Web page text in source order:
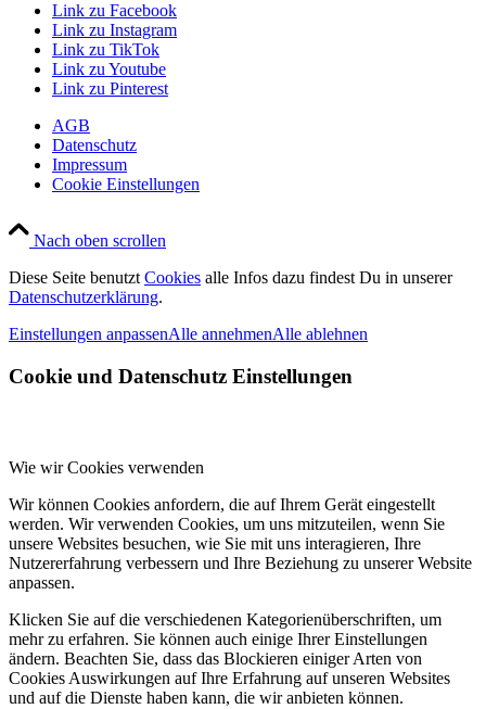
Link zu Facebook
Link zu Instagram
Link zu TikTok
Link zu Youtube
Link zu Pinterest
AGB
Datenschutz
Impressum
Cookie Einstellungen
Nach oben scrollen
Diese Seite benutzt Cookies alle Infos dazu findest Du in unserer
Datenschutzerklärung.
Einstellungen anpassenAlle annehmenAlle ablehnen
Cookie und Datenschutz Einstellungen
Wie wir Cookies verwenden
Wir können Cookies anfordern, die auf Ihrem Gerät eingestellt
werden. Wir verwenden Cookies, um uns mitzuteilen, wenn Sie
unsere Websites besuchen, wie Sie mit uns interagieren, Ihre
Nutzererfahrung verbessern und Ihre Beziehung zu unserer Website
anpassen.
Klicken Sie auf die verschiedenen Kategorienüberschriften, um
mehr zu erfahren. Sie können auch einige Ihrer Einstellungen
ändern. Beachten Sie, dass das Blockieren einiger Arten von
Cookies Auswirkungen auf Ihre Erfahrung auf unseren Websites
und auf die Dienste haben kann, die wir anbieten können.